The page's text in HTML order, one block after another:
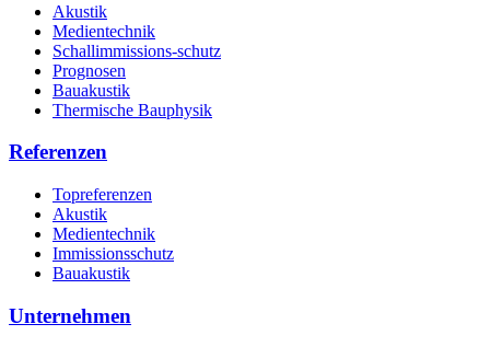
Akustik
Medientechnik
Schallimmissions-schutz
Prognosen
Bauakustik
Thermische Bauphysik
Referenzen
Topreferenzen
Akustik
Medientechnik
Immissionsschutz
Bauakustik
Unternehmen